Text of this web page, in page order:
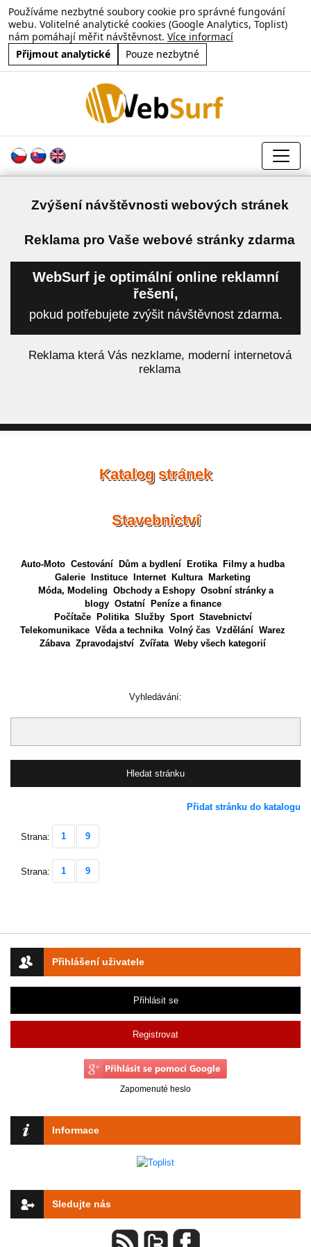
Používáme nezbytné soubory cookie pro správné fungování
webu. Volitelné analytické cookies (Google Analytics, Toplist)
nám pomáhají měřit návštěvnost. Více informací
Přijmout analytické
Pouze nezbytné
Zvýšení návštěvnosti webových stránek
Reklama pro Vaše webové stránky zdarma
WebSurf je optimální online reklamní
řešení,
pokud potřebujete zvýšit návštěvnost zdarma.
Reklama která Vás nezklame, moderní internetová
reklama
Přihlášení uživatele
Přihlásit se
Registrovat
Zapomenuté heslo
Informace
Sledujte nás
Katalog stránek
Stavebnictví
Auto-Moto Cestování Dům a bydlení Erotika
Filmy a hudba
Galerie
Instituce Internet Kultura
Marketing
Móda, Modeling Obchody a Eshopy Osobní stránky a
blogy Ostatní
Peníze a finance
Počítače
Politika Služby Sport Stavebnictví
Telekomunikace Věda a technika Volný čas Vzdělání Warez
Zábava Zpravodajství Zvířata Weby všech kategorií
Vyhledávání:
Přidat stránku do katalogu
Strana: 1 9
Strana: 1 9